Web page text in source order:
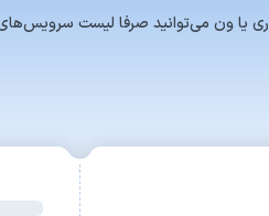
سواری یا ون می‌توانید صرفا لیست